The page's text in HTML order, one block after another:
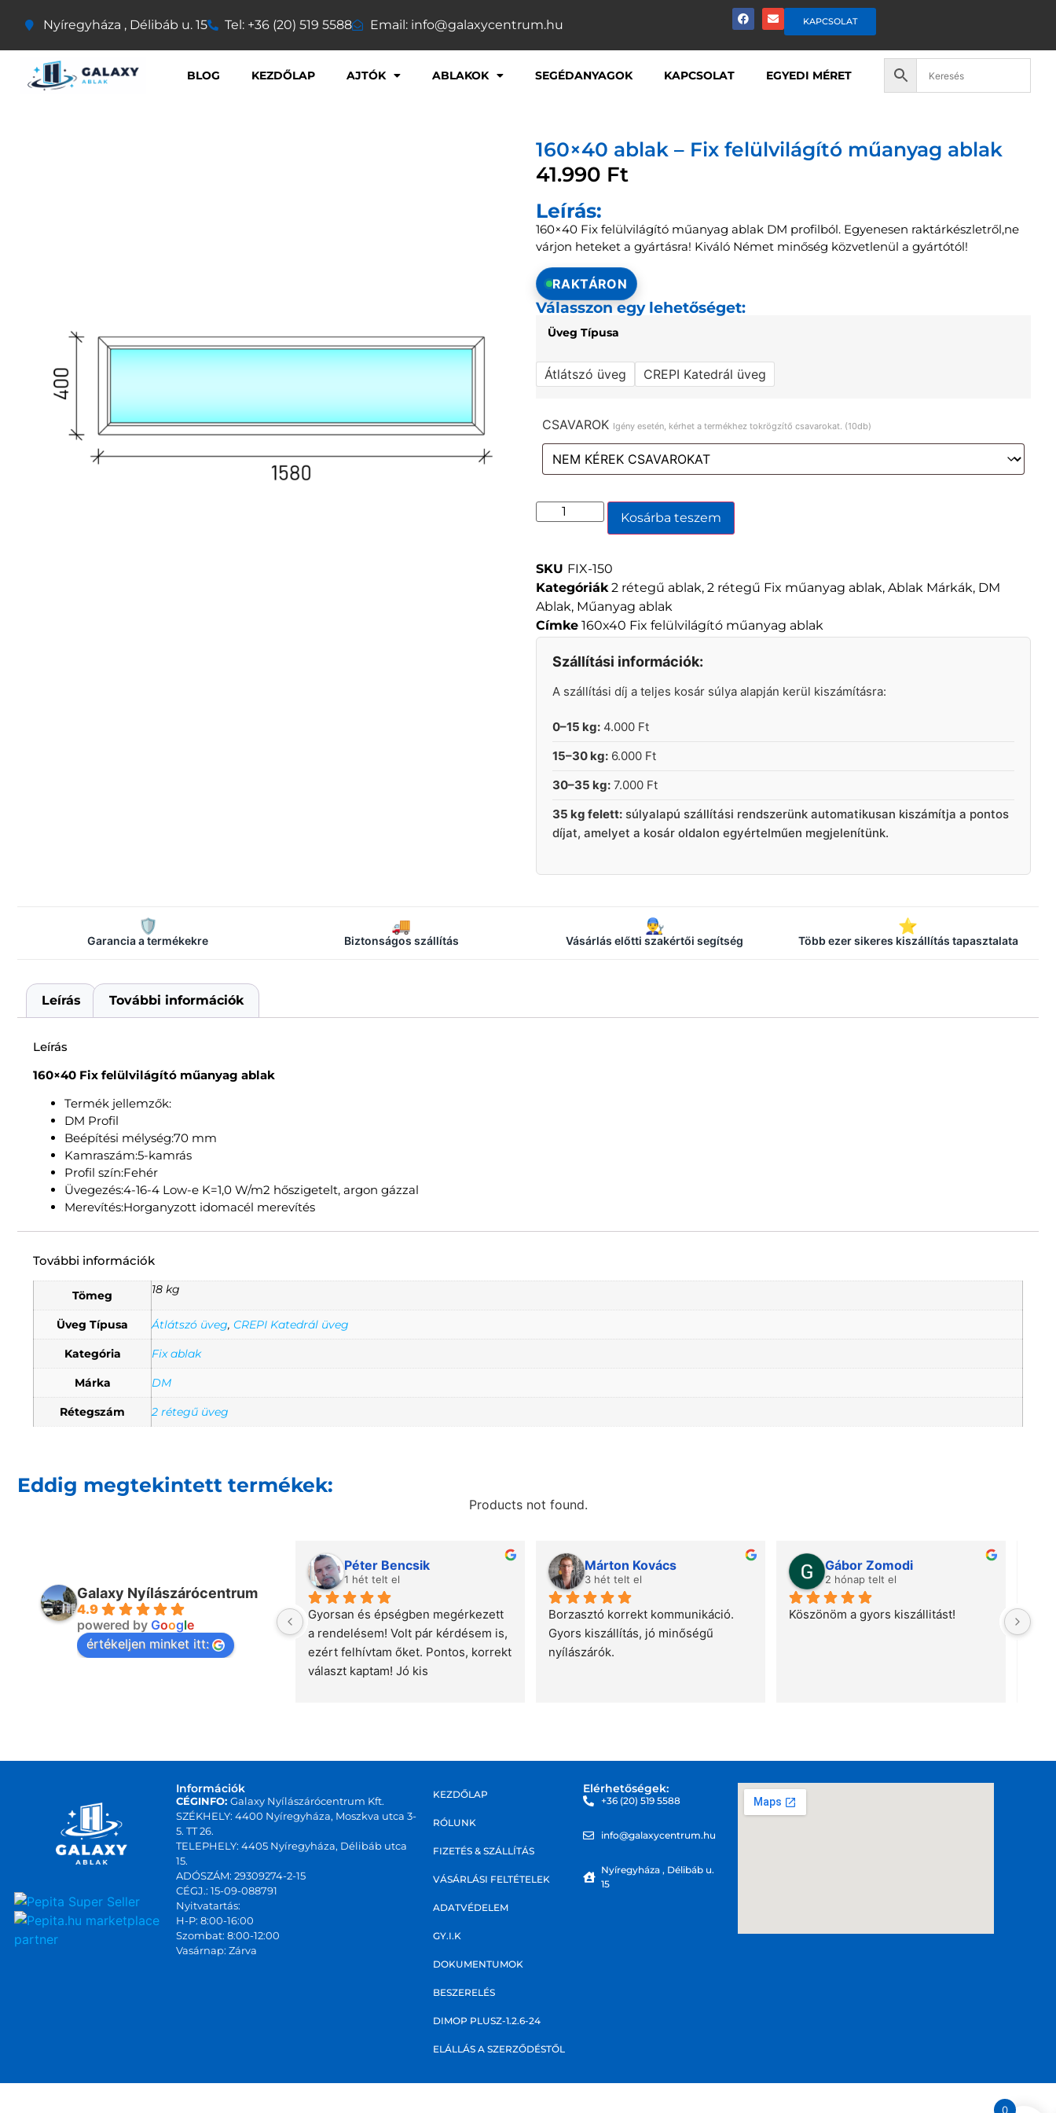
Nyíregyháza , Délibáb u. 15 Tel: +36 (20) 519 5588 Email: info@galaxycentrum.hu KAPCSOLAT
BLOG KEZDŐLAP AJTÓK ABLAKOK SEGÉDANYAGOK KAPCSOLAT EGYEDI MÉRET
160×40 ablak – Fix felülvilágító műanyag ablak
41.990 Ft
Leírás:
160×40 Fix felülvilágító műanyag ablak DM profilból. Egyenesen raktárkészletről,ne
várjon heteket a gyártásra! Kiváló Német minőség közvetlenül a gyártótól!
RAKTÁRON
Válasszon egy lehetőséget:
Üveg Típusa
Átlátszó üveg CREPI Katedrál üveg
CSAVAROK Igény esetén, kérhet a termékhez tokrögzítő csavarokat. (10db)
Kosárba teszem
SKU FIX-150
Kategóriák 2 rétegű ablak, 2 rétegű Fix műanyag ablak, Ablak Márkák, DM
Ablak, Műanyag ablak
Címke 160x40 Fix felülvilágító műanyag ablak
Szállítási információk:
A szállítási díj a teljes kosár súlya alapján kerül kiszámításra:
0–15 kg: 4.000 Ft
15–30 kg: 6.000 Ft
30–35 kg: 7.000 Ft
35 kg felett: súlyalapú szállítási rendszerünk automatikusan kiszámítja a pontos
díjat, amelyet a kosár oldalon egyértelműen megjelenítünk.
🛡️
Garancia a termékekre
🚚
Biztonságos szállítás
👨‍🔧
Vásárlás előtti szakértői segítség
⭐
Több ezer sikeres kiszállítás tapasztalata
Leírás További információk
Leírás
160×40 Fix felülvilágító műanyag ablak
Termék jellemzők:
DM Profil
Beépítési mélység:70 mm
Kamraszám:5-kamrás
Profil szín:Fehér
Üvegezés:4-16-4 Low-e K=1,0 W/m2 hőszigetelt, argon gázzal
Merevítés:Horganyzott idomacél merevítés
További információk
Tömeg 18 kg
Üveg Típusa Átlátszó üveg, CREPI Katedrál üveg
Kategória Fix ablak
Márka DM
Rétegszám 2 rétegű üveg
Eddig megtekintett termékek:
Products not found.
Galaxy Nyílászárócentrum
4.9
powered by Google
értékeljen minket itt:
Péter Bencsik
1 hét telt el
Gyorsan és épségben megérkezett
a rendelésem! Volt pár kérdésem is,
ezért felhívtam őket. Pontos, korrekt
választ kaptam! Jó kis
Márton Kovács
3 hét telt el
Borzasztó korrekt kommunikáció.
Gyors kiszállítás, jó minőségű
nyílászárók.
Gábor Zomodi
2 hónap telt el
Köszönöm a gyors kiszállitást!
marketplace
partner
Információk
CÉGINFO:Galaxy Nyílászárócentrum Kft.
SZÉKHELY: 4400 Nyíregyháza, Moszkva utca 3-
5. TT 26.
TELEPHELY: 4405 Nyíregyháza, Délibáb utca
15.
ADÓSZÁM: 29309274-2-15
CÉGJ.: 15-09-088791
Nyitvatartás:
H-P: 8:00-16:00
Szombat: 8:00-12:00
Vasárnap: Zárva
KEZDŐLAP
RÓLUNK
FIZETÉS & SZÁLLÍTÁS
VÁSÁRLÁSI FELTÉTELEK
ADATVÉDELEM
GY.I.K
DOKUMENTUMOK
BESZERELÉS
DIMOP PLUSZ-1.2.6-24
ELÁLLÁS A SZERZŐDÉSTŐL
Elérhetőségek:
+36 (20) 519 5588
info@galaxycentrum.hu
Nyíregyháza , Délibáb u.
15
0